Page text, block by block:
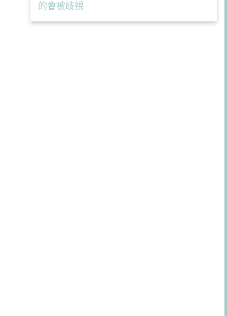
的會被歧視